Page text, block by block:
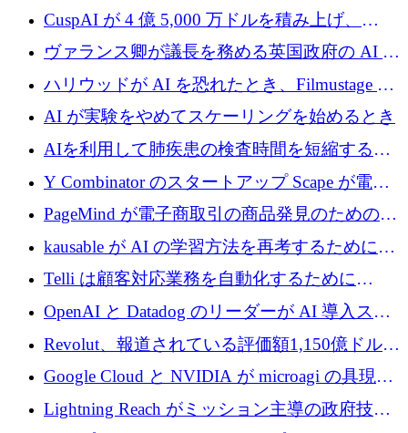
子力タービンが1500万ポンドの資金調達でス
テルスから浮上
CuspAI が 4 億 5,000 万ドルを積み上げ、
Resist.UA が 5,000 万ユーロの基金を立ち上
げ、DSIT が廃止される
ヴァランス卿が議長を務める英国政府の AI タ
スクフォースが発足
ハリウッドが AI を恐れたとき、Filmustage は
代わりにプリプロダクションに賭けました
AI が実験をやめてスケーリングを始めるとき
AIを利用して肺疾患の検査時間を短縮する英
国のヘルステック挑戦者が1900万ドルを獲得
Y Combinator のスタートアップ Scape が電子
メールを再考するために 320 万ドルを調達し
てステルスから浮上
PageMind が電子商取引の商品発見のための
AI を拡張するために 120 万ユーロを調達
kausable が AI の学習方法を再考するために
1,200 万ユーロを調達
Telli は顧客対応業務を自動化するために
1,500 万ドルのシードを確保
OpenAI と Datadog のリーダーが AI 導入スタ
ートアップ Arrakis を支援
Revolut、報道されている評価額1,150億ドルで
の新たな二次株式売却を確認
Google Cloud と NVIDIA が microagi の具現化
された AI の野望を推進
Lightning Reach がミッション主導の政府技術